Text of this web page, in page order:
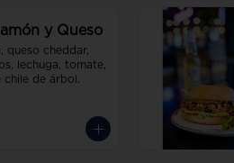
y Queso
queso cheddar,
lechuga, tomate,
de árbol.